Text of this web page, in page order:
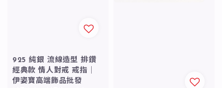
925 純銀 流線造型 排鑽
經典款 情人對戒 戒指｜
伊姿寶高端飾品批發